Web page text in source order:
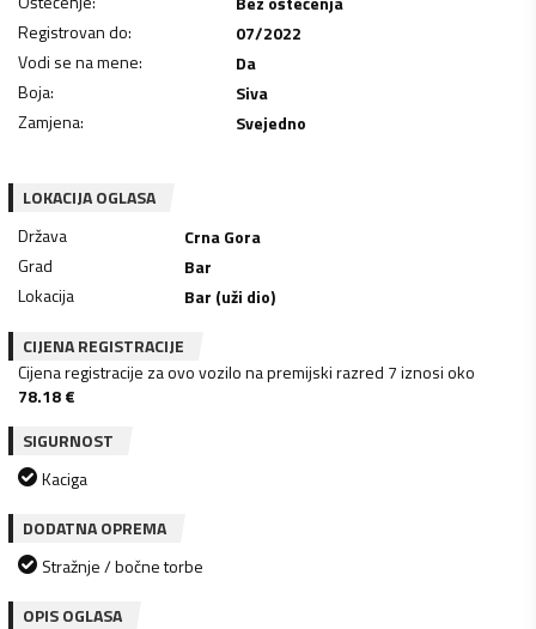
Registrovan do:
07/2022
Vodi se na mene:
Da
Boja:
Siva
Zamjena: Svejedno
LOKACIJA OGLASA
Država
Crna Gora
Grad
Bar
Lokacija
Bar (uži dio)
CIJENA REGISTRACIJE
Cijena registracije za ovo vozilo na premijski razred 7 iznosi oko
78.18€
SIGURNOST
Kaciga
DODATNA OPREMA
Stražnje / bočne torbe
OPIS OGLASA